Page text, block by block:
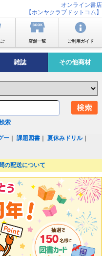
オンライン書店
【ホンヤクラブドットコム】
店舗一覧 ご利用ガイド
雑誌 その他商材
索
ー ｜課題図書 ｜夏休みドリル｜
の配送について